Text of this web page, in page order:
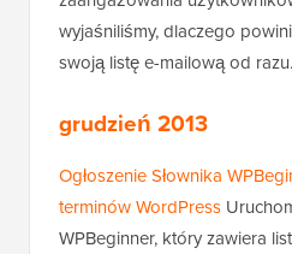
wyjaśniliśmy, dlaczego
swoją listę e-mailową od razu.
grudzień 2013
Ogłoszenie Słownika
terminów WordPress
WPBeginner, który zawiera